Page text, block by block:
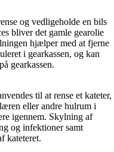
og vedligeholde en bils
bliver det gamle gearolie
hjælper med at fjerne
i gearkassen, og kan
gearkassen.
til at rense et kateter,
eller andre hulrum i
igennem. Skylning af
og infektioner samt
kateteret.